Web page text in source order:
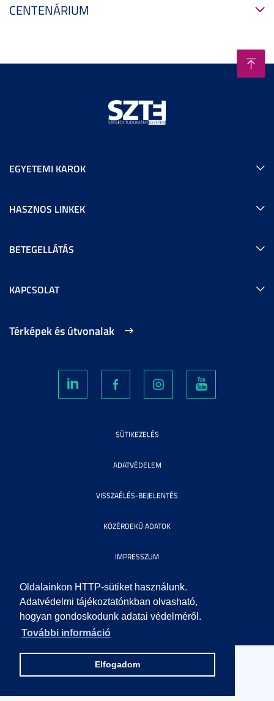
Oldalainkon HTTP-sütiket használunk.
Adatvédelmi tájékoztatónkban olvasható,
hogyan gondoskodunk adatai védelméről.
További információ
Elfogadom
CENTENÁRIUM
EGYETEMI KAROK
HASZNOS LINKEK
BETEGELLÁTÁS
KAPCSOLAT
Térképek és útvonalak
© 2010 SZEGEDI TUDOMÁNYEGYETEM. MINDEN JOG FENNTARTVA.
SÜTIKEZELÉS
ADATVÉDELEM
VISSZAÉLÉS-BEJELENTÉS
KÖZÉRDEKŰ ADATOK
IMPRESSZUM
SEGÍTSÉG